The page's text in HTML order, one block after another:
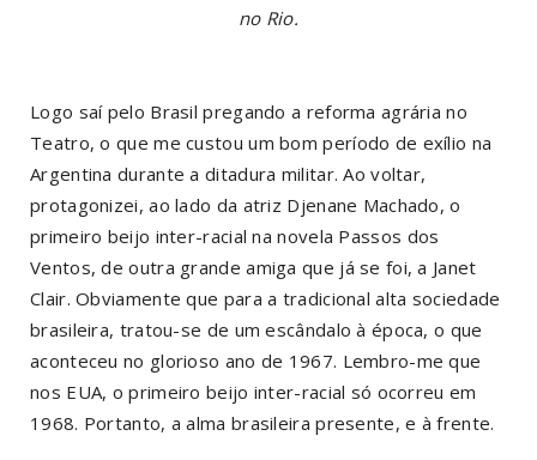
no Rio.
Logo saí pelo Brasil pregando a reforma agrária no
Teatro, o que me custou um bom período de exílio na
Argentina durante a ditadura militar. Ao voltar,
protagonizei, ao lado da atriz Djenane Machado, o
primeiro beijo inter-racial na novela Passos dos
Ventos, de outra grande amiga que já se foi, a Janet
Clair. Obviamente que para a tradicional alta sociedade
brasileira, tratou-se de um escândalo à época, o que
aconteceu no glorioso ano de 1967. Lembro-me que
nos EUA, o primeiro beijo inter-racial só ocorreu em
1968. Portanto, a alma brasileira presente, e à frente.